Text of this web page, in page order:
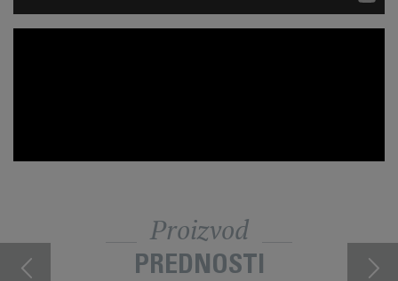
Proizvod
PREDNOSTI